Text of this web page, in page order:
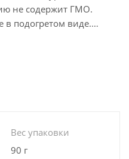
не содержит ГМО.
подогретом виде.
в микроволновой печи
интернете (автор
Вес упаковки
90 г